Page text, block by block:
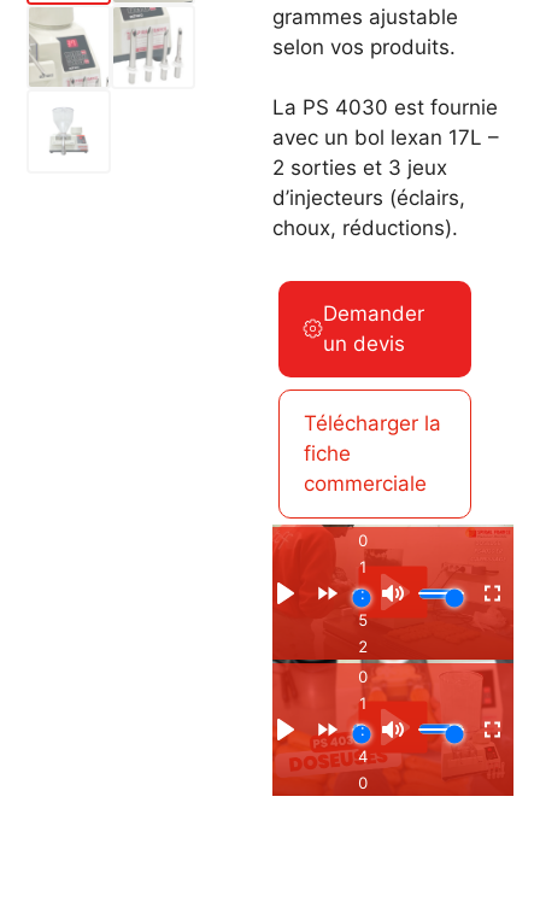
grammes ajustable
selon vos produits.
La PS 4030 est fournie
avec un bol lexan 17L –
2 sorties et 3 jeux
d’injecteurs (éclairs,
choux, réductions).
Demander
un devis
Télécharger la
fiche
commerciale